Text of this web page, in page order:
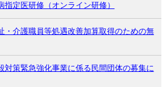
指定医研修（オンライン研修）
・介護職員等処遇改善加算取得のための無
対策緊急強化事業に係る民間団体の募集に